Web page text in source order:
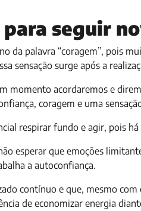
seguir
da palavra “coragem”, pois
sensação surge após a
momento acordaremos e
coragem e uma
respirar fundo e agir, pois
esperar que emoções
a autoconfiança.
contínuo e que, mesmo
de economizar energia